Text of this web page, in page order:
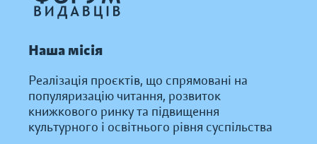
Наша місія
Реалізація проєктів, що спрямовані на
популяризацію читання, розвиток
книжкового ринку та підвищення
культурного і освітнього рівня суспільства